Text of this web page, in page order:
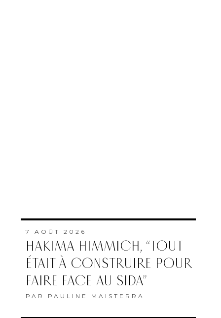
7 AOÛT 2026
HAKIMA HIMMICH, “TOUT
ÉTAIT À CONSTRUIRE POUR
FAIRE FACE AU SIDA”
PAR PAULINE MAISTERRA